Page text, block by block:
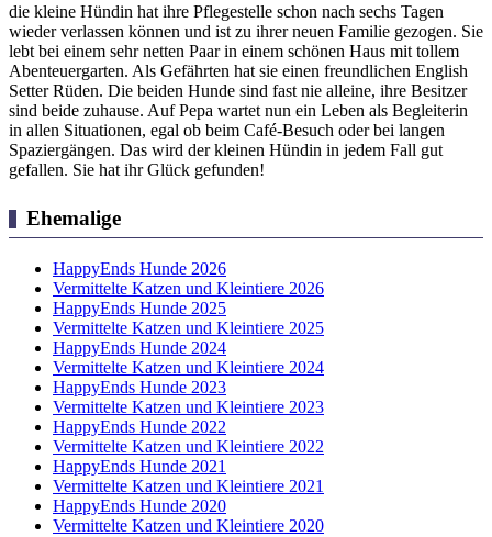
die kleine Hündin hat ihre Pflegestelle schon nach sechs Tagen
wieder verlassen können und ist zu ihrer neuen Familie gezogen. Sie
lebt bei einem sehr netten Paar in einem schönen Haus mit tollem
Abenteuergarten. Als Gefährten hat sie einen freundlichen English
Setter Rüden. Die beiden Hunde sind fast nie alleine, ihre Besitzer
sind beide zuhause. Auf Pepa wartet nun ein Leben als Begleiterin
in allen Situationen, egal ob beim Café-Besuch oder bei langen
Spaziergängen. Das wird der kleinen Hündin in jedem Fall gut
gefallen. Sie hat ihr Glück gefunden!
Ehemalige
HappyEnds Hunde 2026
Vermittelte Katzen und Kleintiere 2026
HappyEnds Hunde 2025
Vermittelte Katzen und Kleintiere 2025
HappyEnds Hunde 2024
Vermittelte Katzen und Kleintiere 2024
HappyEnds Hunde 2023
Vermittelte Katzen und Kleintiere 2023
HappyEnds Hunde 2022
Vermittelte Katzen und Kleintiere 2022
HappyEnds Hunde 2021
Vermittelte Katzen und Kleintiere 2021
HappyEnds Hunde 2020
Vermittelte Katzen und Kleintiere 2020